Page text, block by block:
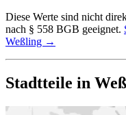
Diese Werte sind nicht
nach § 558 BGB geeignet.
Weßling →
Stadtteile in